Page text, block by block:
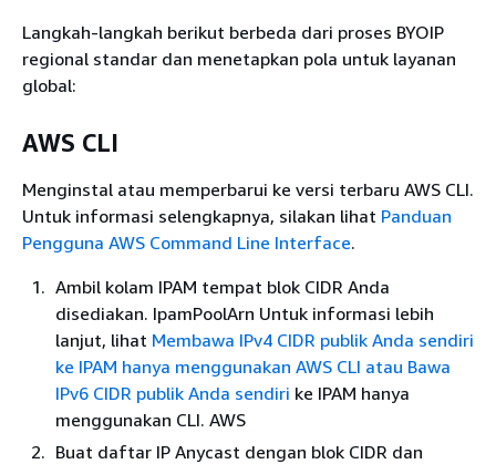
Langkah-langkah berikut berbeda dari proses BYOIP
regional standar dan menetapkan pola untuk layanan
global:
AWS CLI
Menginstal atau memperbarui ke versi terbaru AWS CLI.
Untuk informasi selengkapnya, silakan lihat Panduan
Pengguna AWS Command Line Interface.
Ambil kolam IPAM tempat blok CIDR Anda
disediakan. IpamPoolArn Untuk informasi lebih
lanjut, lihat Membawa IPv4 CIDR publik Anda sendiri
ke IPAM hanya menggunakan AWS CLI atau Bawa
IPv6 CIDR publik Anda sendiri ke IPAM hanya
menggunakan CLI. AWS
Buat daftar IP Anycast dengan blok CIDR dan